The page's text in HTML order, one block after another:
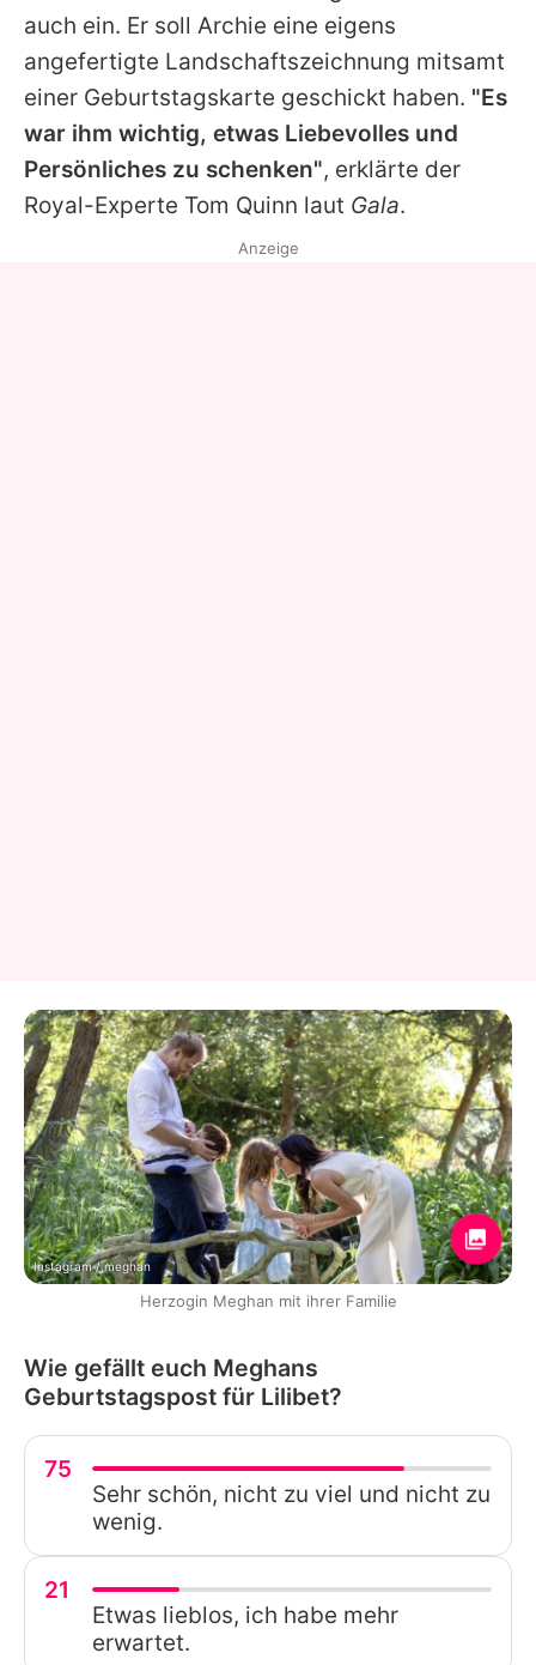
auch ein. Er soll Archie eine eigens
angefertigte Landschaftszeichnung mitsamt
einer Geburtstagskarte geschickt haben. "Es
war ihm wichtig, etwas Liebevolles und
Persönliches zu schenken", erklärte der
Royal-Experte Tom Quinn laut Gala.
Anzeige
Instagram / meghan
Herzogin Meghan mit ihrer Familie
Wie gefällt euch Meghans
Geburtstagspost für Lilibet?
75
Sehr schön, nicht zu viel und nicht zu
wenig.
21
Etwas lieblos, ich habe mehr
erwartet.